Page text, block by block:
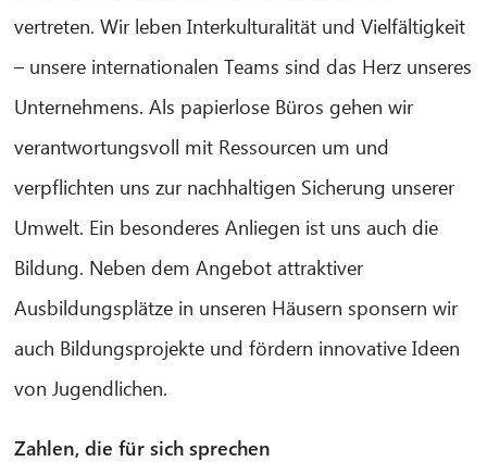
vertreten. Wir leben Interkulturalität und Vielfältigkeit
– unsere internationalen Teams sind das Herz unseres
Unternehmens. Als papierlose Büros gehen wir
verantwortungsvoll mit Ressourcen um und
verpflichten uns zur nachhaltigen Sicherung unserer
Umwelt. Ein besonderes Anliegen ist uns auch die
Bildung. Neben dem Angebot attraktiver
Ausbildungsplätze in unseren Häusern sponsern wir
auch Bildungsprojekte und fördern innovative Ideen
von Jugendlichen.
Zahlen, die für sich sprechen